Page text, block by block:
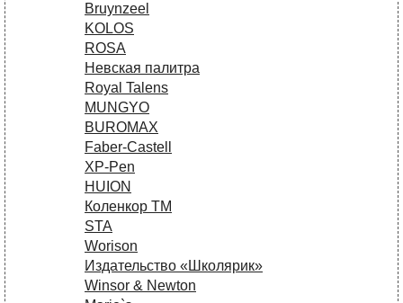
Bruynzeel
KOLOS
ROSA
Невская палитра
Royal Talens
MUNGYO
BUROMAX
Faber-Castell
XP-Pen
HUION
Коленкор ТМ
STA
Worison
Издательство «Школярик»
Winsor & Newton